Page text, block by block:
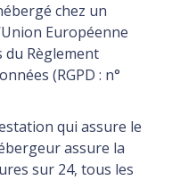
chez un
Européenne
Règlement
(RGPD : n°
qui assure le
assure la
sur 24, tous les